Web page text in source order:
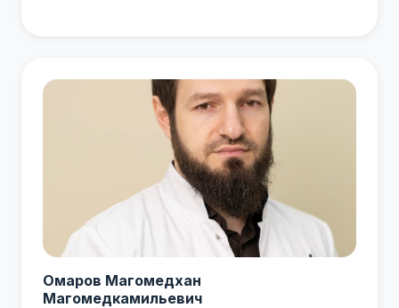
Омаров Магомедхан
Магомедкамильевич